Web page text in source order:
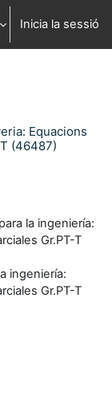
de la cerca
Inicia la sessió
Equacions
(46487)
la ingeniería:
Gr.PT-T
ingeniería:
Gr.PT-T